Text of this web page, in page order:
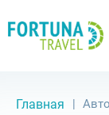
Главная